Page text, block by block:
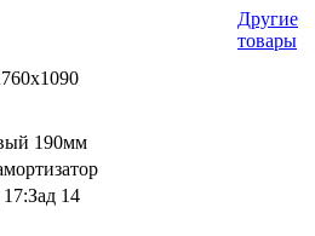
Другие
товары
190мм
14